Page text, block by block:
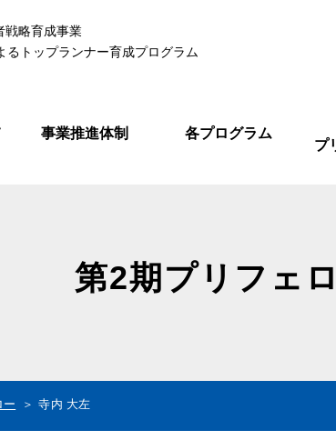
戦略育成事業
るトップランナー育成プログラム
事業推進体制 各プログラム
プ
第2期プリフェ
ー 寺内 大左